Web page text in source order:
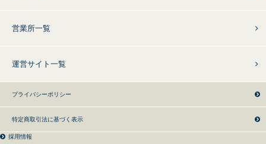
営業所一覧
運営サイト一覧
プライバシーポリシー
特定商取引法に基づく表示
採用情報